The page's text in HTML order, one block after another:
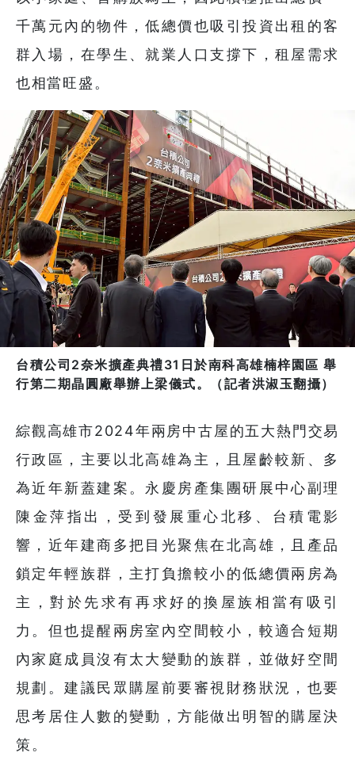
千萬元內的物件，低總價也吸引投資出租的客
群入場，在學生、就業人口支撐下，租屋需求
也相當旺盛。
台積公司2奈米擴產典禮31日於南科高雄楠梓園區 舉
行第二期晶圓廠舉辦上梁儀式。（記者洪淑玉翻攝）
綜觀高雄市2024年兩房中古屋的五大熱門交易
行政區，主要以北高雄為主，且屋齡較新、多
為近年新蓋建案。永慶房產集團研展中心副理
陳金萍指出，受到發展重心北移、台積電影
響，近年建商多把目光聚焦在北高雄，且產品
鎖定年輕族群，主打負擔較小的低總價兩房為
主，對於先求有再求好的換屋族相當有吸引
力。但也提醒兩房室內空間較小，較適合短期
內家庭成員沒有太大變動的族群，並做好空間
規劃。建議民眾購屋前要審視財務狀況，也要
思考居住人數的變動，方能做出明智的購屋決
策。